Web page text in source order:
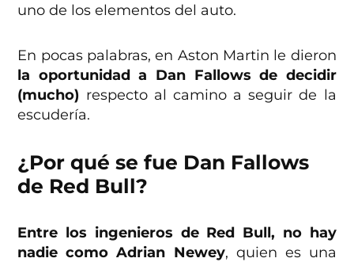
uno de los elementos del auto.
En pocas palabras, en Aston Martin le dieron
la oportunidad a Dan Fallows de decidir
(mucho) respecto al camino a seguir de la
escudería.
¿Por qué se fue Dan Fallows
de Red Bull?
Entre los ingenieros de Red Bull, no hay
nadie como Adrian Newey, quien es una